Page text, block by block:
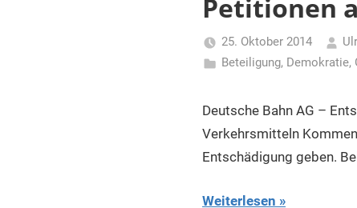
Petitionen
25. Oktober 2014
Beteiligung, Demokratie,
Deutsche Bahn AG –
Verkehrsmitteln
Entschädigung geben.
Weiterlesen